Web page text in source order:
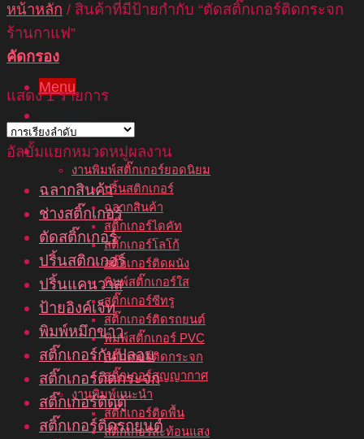
Menu
เกี่ยวกับเรา
บริการของเรา
งานพิมพ์สติ๊กเกอร์ยอดนิยม
ปริ้นสติกเกอร์
ฉลากสินค้า
สติ๊กเกอร์ไดคัท
สติ๊กเกอร์โลโก้
สติ๊กเกอร์ติดผนัง
พิมพ์สติ๊กเกอร์ใส
สติ๊กเกอร์ซีทรู
สติ๊กเกอร์ติดรถยนต์
พิมพ์สติ๊กเกอร์ PVC
สติ๊กเกอร์ติดกระจก
สติ๊กเกอร์สูญญากาศ
งานพิมพ์แนะนำ
สติ๊กเกอร์ติดพื้น
สติ๊กเกอร์สะท้อนแสง
หน้าหลัก / สินค้าที่มีป้ายกำกับ “ตัดสติ๊กเกอร์ติดกระจก
ร้านกาแฟ”
คัดกรอง
แสดง 1 รายการ
อัลบั้มแยกหมวดหมู่ผลงาน
ฉลากสินค้า
ช่างสติ๊กเกอร์
ตัดสติ๊กเกอร์
ปริ้นสติกเกอร์
ปริ้นแคนวาส
ป้ายอิงค์เจ็ท
พิมพ์หมึกขาว
สติ๊กเกอร์กันปลอม
สติ๊กเกอร์ติดกระจก
สติ๊กเกอร์ติดตู้
สติ๊กเกอร์ติดรถยนต์